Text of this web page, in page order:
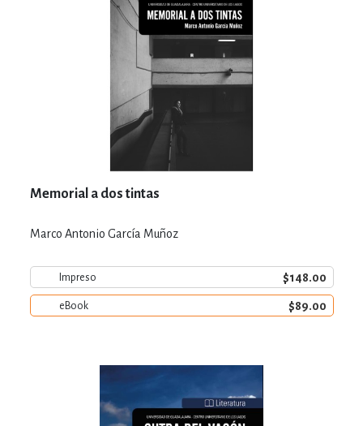
Memorial a dos tintas
Marco Antonio García Muñoz
Impreso $148.00
eBook $89.00